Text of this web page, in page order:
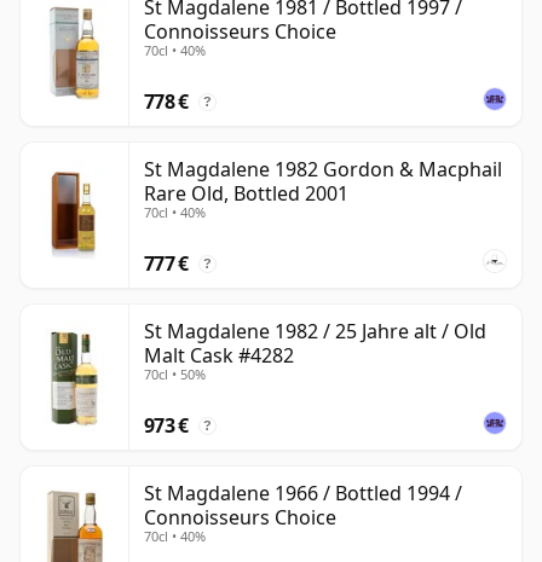
St Magdalene 1981 / Bottled 1997 /
Connoisseurs Choice
70cl • 40%
778 € ?
St Magdalene 1982 Gordon & Macphail
Rare Old, Bottled 2001
70cl • 40%
777 € ?
St Magdalene 1982 / 25 Jahre alt / Old
Malt Cask #4282
70cl • 50%
973 € ?
St Magdalene 1966 / Bottled 1994 /
Connoisseurs Choice
70cl • 40%